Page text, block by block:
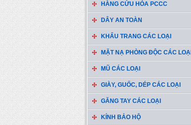
HÀNG CỨU HỎA PCCC
DÂY AN TOÀN
KHẨU TRANG CÁC LOẠI
MẶT NẠ PHÒNG ĐỘC CÁC LOẠI
MŨ CÁC LOẠI
GIÀY, GUỐC, DÉP CÁC LOẠI
GĂNG TAY CÁC LOẠI
KÍNH BẢO HỘ